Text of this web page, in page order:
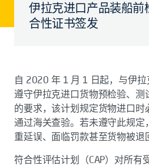
伊拉克进口产品装船前
合性证书签发
自 2020 年 1 月 1 日起，与伊
遵守伊拉克进口货物预检验、测
的要求，该计划规定货物进口
通过海关查验。若未遵守此规定
重延误、面临罚款甚至货物被退
符合性评估计划（CAP）对所有